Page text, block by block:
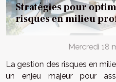
Stratégies pour
risques en milieu
Mercredi 18
La gestion des risques en
un enjeu majeur pour